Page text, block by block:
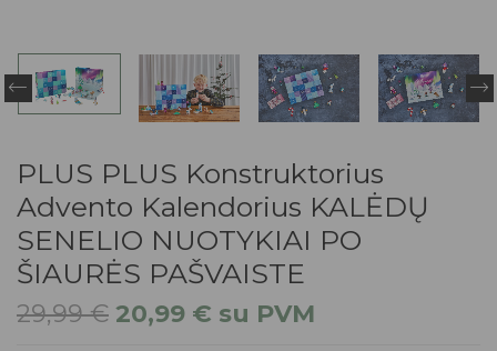
PLUS PLUS Konstruktorius
Advento Kalendorius KALĖDŲ
SENELIO NUOTYKIAI PO
ŠIAURĖS PAŠVAISTE
29,99€ 20,99 € su PVM